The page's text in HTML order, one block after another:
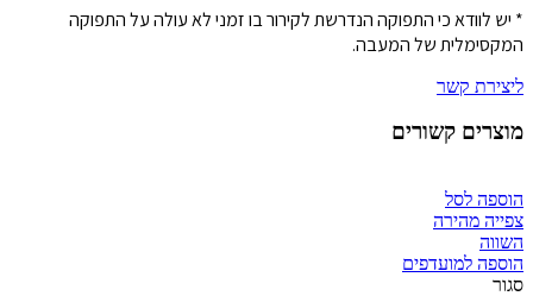
* יש לוודא כי התפוקה הנדרשת לקירור בו זמני לא עולה על התפוקה
המקסימלית של המעבה.
ליצירת קשר
מוצרים קשורים
הוספה לסל
צפייה מהירה
השווה
הוספה למועדפים
סגור